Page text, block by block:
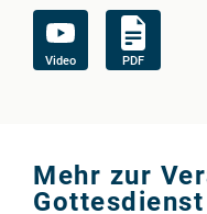
Video PDF
Mehr zur